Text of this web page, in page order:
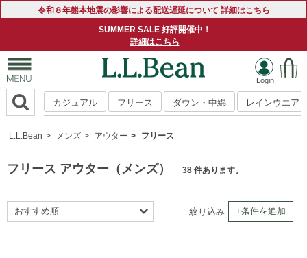
令和８年熊本地震の影響による配送遅延について 詳細はこちら
SUMMER SALE 好評開催中！
詳細はこちら
カジュアル フリース ダウン・中綿 レインウエア
L.L.Bean メンズ アウター フリース
フリース アウター（メンズ） 38 件あります。
おすすめ順
絞り込み +条件を追加